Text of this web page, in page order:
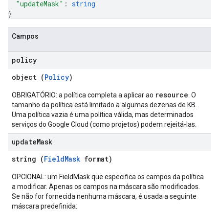
"updateMask" : string
}
Campos
policy
object (Policy)
OBRIGATÓRIO: a política completa a aplicar ao resource . O
tamanho da política está limitado a algumas dezenas de KB.
Uma política vazia é uma política válida, mas determinados
serviços do Google Cloud (como projetos) podem rejeitá-las.
updateMask
string (FieldMask format)
OPCIONAL: um FieldMask que especifica os campos da política
a modificar. Apenas os campos na máscara são modificados.
Se não for fornecida nenhuma máscara, é usada a seguinte
máscara predefinida: